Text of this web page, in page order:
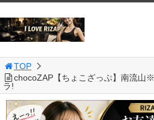
TOP
chocoZAP【ちょこざっぷ】南流山
ラ!